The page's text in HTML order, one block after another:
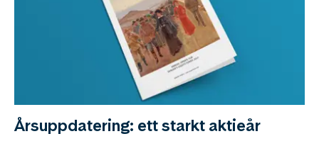
Årsuppdatering: ett starkt aktieår